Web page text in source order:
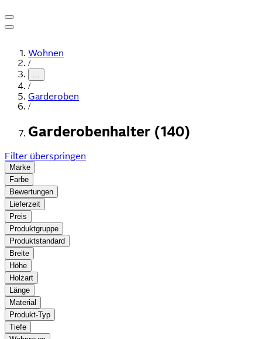
Wohnen
/
...
/
Garderoben
/
Garderobenhalter (140)
Filter überspringen
Marke
Farbe
Bewertungen
Lieferzeit
Preis
Produktgruppe
Produktstandard
Breite
Höhe
Holzart
Länge
Material
Produkt-Typ
Tiefe